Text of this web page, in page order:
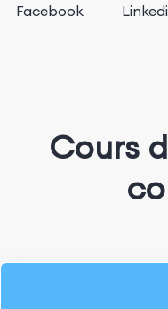
Facebook
Cours